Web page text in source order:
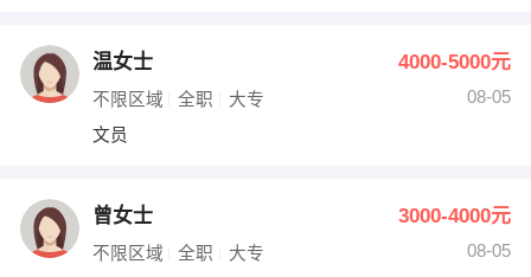
温女士 4000-5000元
不限区域 全职 大专
08-05
文员
曾女士 3000-4000元
不限区域 全职 大专
08-05